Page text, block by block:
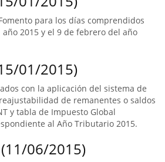
para los días comprendidos
2015 y el 9 de febrero del año
01/2015)
con la aplicación del sistema de
de remanentes o saldos
y tabla de Impuesto Global
al Año Tributario 2015.
06/2015)